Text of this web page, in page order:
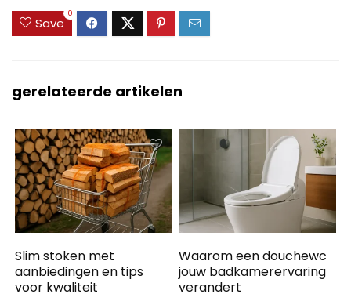
Save
0
gerelateerde artikelen
Slim stoken met
aanbiedingen en tips
voor kwaliteit
Waarom een douchewc
jouw badkamerervaring
verandert